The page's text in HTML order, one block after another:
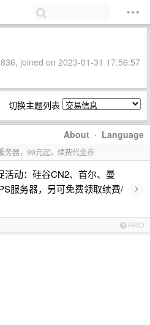
joined on 2023-01-31 17:56:57
切换主题列表
About · Language
务器，99元起，续费代金券
活动：硅谷CN2、首尔、曼
服务器，另可免费领取续费/
›
PRO